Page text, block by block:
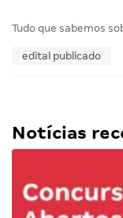
Tudo que sabemos
edital publicado
Notícias